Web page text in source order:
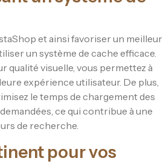
et ainsi favoriser un meilleur
un système de cache efficace.
qualité visuelle, vous permettez à
expérience utilisateur. De plus,
le temps de chargement des
ce qui contribue à une
de recherche.
pour vos